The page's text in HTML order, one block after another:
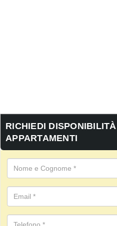
RICHIEDI
APPARTAMENTI